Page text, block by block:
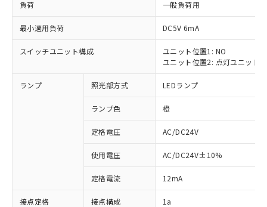
負荷 一般負荷用
最小適用負荷 DC5V 6mA
スイッチユニット構成
ユニット位置1: NO
ユニット位置2: 点灯ユニット
ランプ 照光部方式 LEDランプ
ランプ色 橙
定格電圧 AC/DC24V
使用電圧 AC/DC24V±10%
定格電流 12mA
接点定格 接点構成 1a
※1 対応状況
対応済み：EU RoHS指令（10物質）の
非含有に対応した製品が提供可能な商品で